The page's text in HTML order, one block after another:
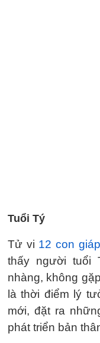
Tuổi Tý
Tử vi 12 con giáp
thấy người tuổi
nhàng, không
là thời điểm lý
mới, đặt ra
phát triển bản